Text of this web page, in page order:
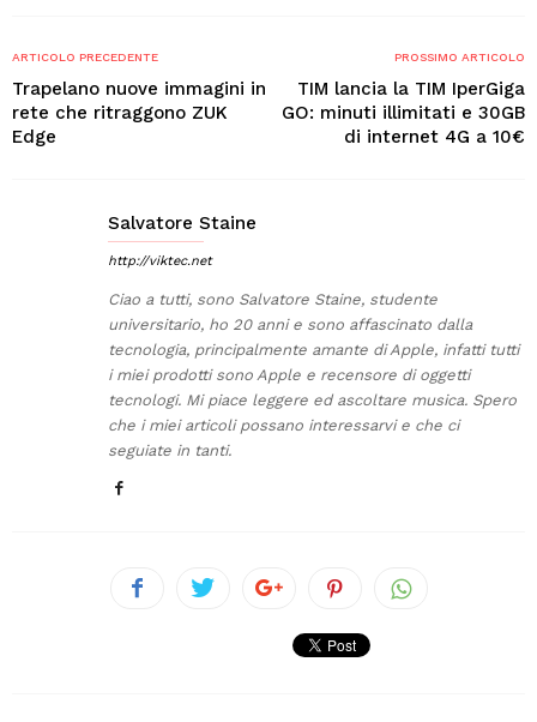
ARTICOLO PRECEDENTE
Trapelano nuove immagini in
rete che ritraggono ZUK
Edge
PROSSIMO ARTICOLO
TIM lancia la TIM IperGiga
GO: minuti illimitati e 30GB
di internet 4G a 10€
Salvatore Staine
http://viktec.net
Ciao a tutti, sono Salvatore Staine, studente
universitario, ho 20 anni e sono affascinato dalla
tecnologia, principalmente amante di Apple, infatti tutti
i miei prodotti sono Apple e recensore di oggetti
tecnologi. Mi piace leggere ed ascoltare musica. Spero
che i miei articoli possano interessarvi e che ci
seguiate in tanti.